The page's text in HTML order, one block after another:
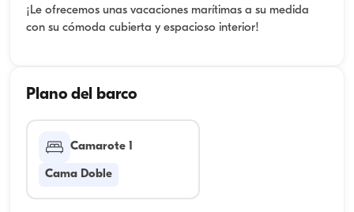
¡Le ofrecemos unas vacaciones marítimas a su medida
con su cómoda cubierta y espacioso interior!
Plano del barco
Camarote 1
Cama Doble